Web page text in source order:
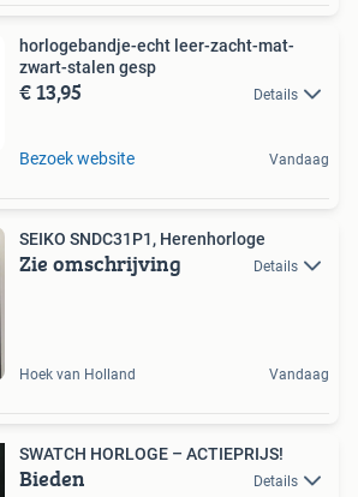
horlogebandje-echt leer-zacht-mat-
zwart-stalen gesp
€ 13,95 Details
Bezoek website Vandaag
SEIKO SNDC31P1, Herenhorloge
Zie omschrijving Details
Hoek van Holland Vandaag
SWATCH HORLOGE – ACTIEPRIJS!
Bieden Details